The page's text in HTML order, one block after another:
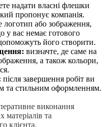
надати власні флешки
пропонує компанія.
логотип або зображення,
у вас немає готового
його створити.
визначте, де саме на
а також кольори,
після завершення робіт ви
та стильним оформленням.
виконання
матеріалів та
клієнта.